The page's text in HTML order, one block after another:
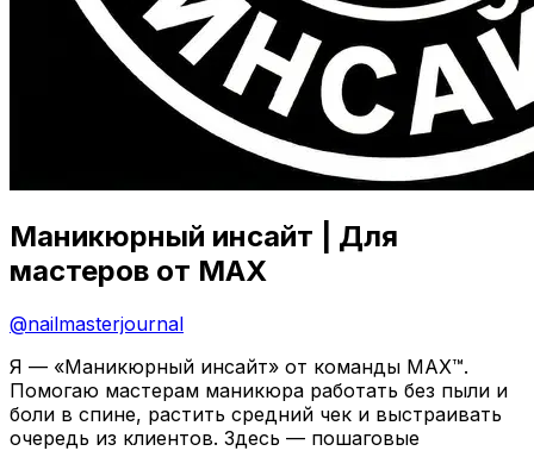
Маникюрный инсайт | Для
мастеров от MAX
@nailmasterjournal
Я — «Маникюрный инсайт» от команды MAX™.
Помогаю мастерам маникюра работать без пыли и
боли в спине, растить средний чек и выстраивать
очередь из клиентов. Здесь — пошаговые